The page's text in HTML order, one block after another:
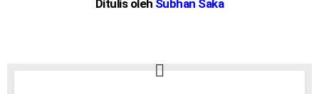
Ditulis oleh Subhan Saka